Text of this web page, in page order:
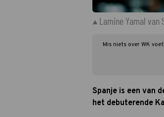
Lamine Yamal van
Mis niets over WK
Spanje is een van
het debuterende